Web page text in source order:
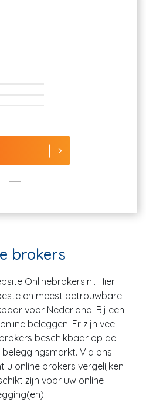
----
brokers
Onlinebrokers.nl. Hier
en meest betrouwbare
voor Nederland. Bij een
beleggen. Er zijn veel
beschikbaar op de
Via ons
u online brokers vergelijken
zijn voor uw online